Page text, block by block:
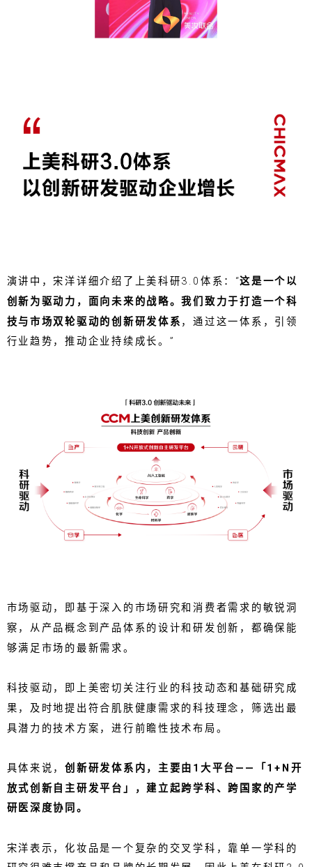
演讲中，宋洋详细介绍了上美科研3.0体系：“这是一个以
创新为驱动力，面向未来的战略。我们致力于打造一个科
技与市场双轮驱动的创新研发体系 ，通过这一体系，引领
行业趋势，推动企业持续成长。”
市场驱动，即基于深入的市场研究和消费者需求的敏锐洞
察，从产品概念到产品体系的设计和研发创新，都确保能
够满足市场的最新需求。
科技驱动，即上美密切关注行业的科技动态和基础研究成
果，及时地提出符合肌肤健康需求的科技理念，筛选出最
具潜力的技术方案，进行前瞻性技术布局。
具体来说，创新研发体系内，主要由1大平台——「1+N开
放式创新自主研发平台」，建立起跨学科、跨国家的产学
研医深度协同。
宋洋表示，化妆品是一个复杂的交叉学科，靠单一学科的